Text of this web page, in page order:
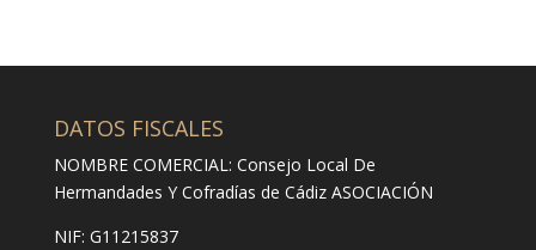
DATOS FISCALES
NOMBRE COMERCIAL: Consejo Local De
Hermandades Y Cofradías de Cádiz ASOCIACIÓN
NIF: G11215837